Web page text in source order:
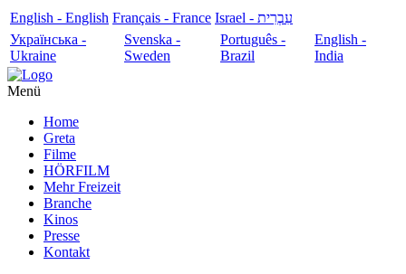
English - English Français - France
עִבְרִית - Israel
Українська -
Ukraine
Svenska -
Sweden
Português -
Brazil
English -
India
Menü
Home
Greta
Filme
HÖRFILM
Mehr Freizeit
Branche
Kinos
Presse
Kontakt